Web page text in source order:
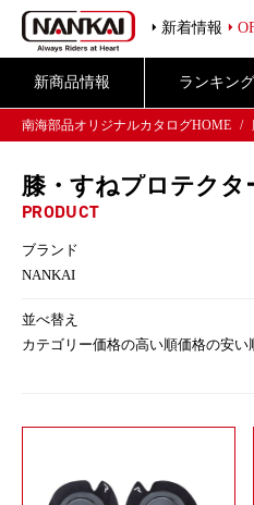
新着情報
新商品情報 ランキング
南海部品オリジナルカタログHOME
膝・すねプロテクタ
PRODUCT
ブランド
NANKAI
並べ替え
カテゴリー価格の高い順価格の安い